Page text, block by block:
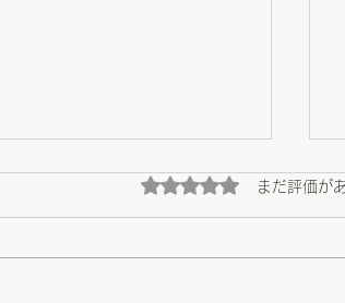
5つ星のうち0と評価さ
まだ評価が